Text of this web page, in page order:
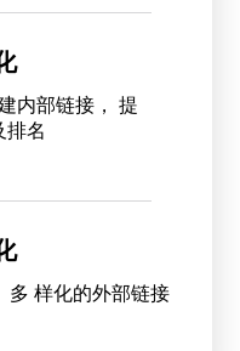
内部链接， 提
排名
多 样化的外部链接